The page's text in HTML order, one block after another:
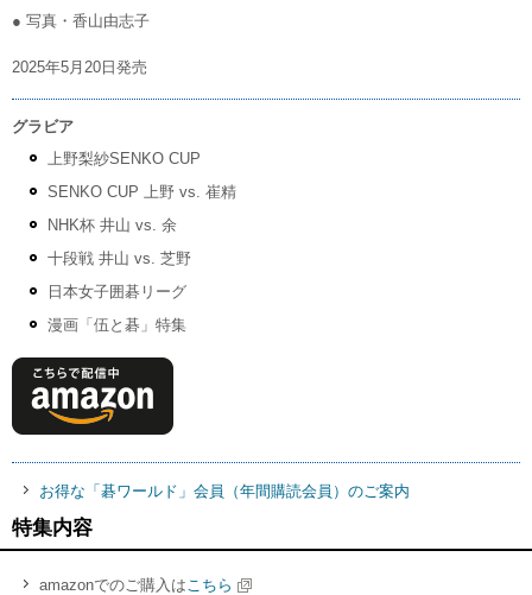
● 写真・香山由志子
2025年5月20日発売
グラビア
上野梨紗SENKO CUP
SENKO CUP 上野 vs. 崔精
NHK杯 井山 vs. 余
十段戦 井山 vs. 芝野
日本女子囲碁リーグ
漫画「伍と碁」特集
お得な「碁ワールド」会員（年間購読会員）のご案内
特集内容
amazonでのご購入は こちら